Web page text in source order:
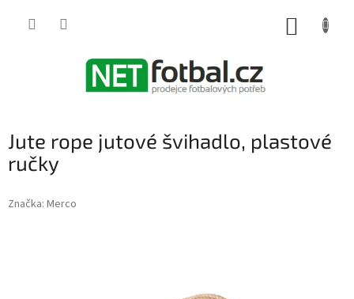
Jute rope jutové švihadlo, plastové
ručky
Značka: Merco